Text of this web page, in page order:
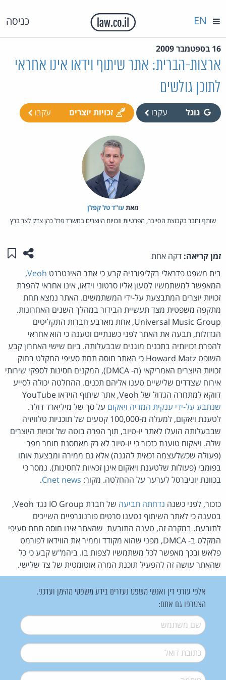
כניסה EN
16 בספטמבר 2009
ארצות-הברית: אתר שיתוף וידאו אינו אחראי
לתוכן גולשים
גוגל עקבו זכויות יוצרים עקבו
מאת‏עו"ד טל קפלן
שותף וחבר בקבוצת הסייבר, הפרטיות וזכויות היוצרים במשרד פרל כהן צדק לצר ברץ
זמן קריאה: דקה אחת שתפו
בית משפט פדראלי בקליפורניה קבע כי אתר האינטרנט Veoh
,
המאפשר למשתמשיו לטעון אליו סרטוני וידאו, אינו אחראי להפרת
זכויות יוצרים המתבצעת על-ידי המשתמשים. האתר נמצא תחת
מתקפה משפטית מצד תעשיית הבידור במהלך השנים האחרונות.
Universal Music Group, אחת מארבע חברות התקליטים
הגדולות, תבעה את האתר לפני כשנתיים וטענה כי הוא אחראי
להפרת זכויותיה בתכנים מוגנים שבבעלותה. ביום שישי האחרון קבע
השופט Howard Matz כי האתר חוסה תחת סעיפי המקלט בחוק
זכויות היוצרים האמריקאי (ה- DMCA), המקנים חסינות לספקי שירותי
אירוח שצדדים שלישיים טענו אליהם תכנים. ההחלטה יכולה לסייע
דווקא למתחרה הגדול של Veoh, אתר שיתוף הוידאו YouTube
שנתבע על-ידי ענקית המדיה ויאקום על סך של מיליארד דולר.
לטענת ויאקום, למעלה מ-100,000 קטעים של תוכניות טלוויזיה
שבבעלותה הועלו לאתר יו-טיוב, תוך הפרה בוטה של זכויות היוצרים
שלה. ויאקום טוענת כזכור כי יו-טיוב לא רק מאחסנת חומר מפר
(פעולה שכשלעצמה זכאית להגנה) אלא גם ממירה ומבצעת אותו
בפומבי (פעולות שלטענת ויאקום אינן זכאיות לחסינות). נמסר כי
בכוונת יוניברסל לערער על ההחלטה. מקור: Cnet news
.
כזכור, לפני כשנה נדחתה תביעה
של חברת IO Group נגד Veoh,
בטענה כי לאתר השיתוף נטענו סרטים פורנוגרפיים השייכים
לתובעת. במקרה זה, טענה התובעת שהאתר אינו חוסה תחת סעיפי
המקלט ב- DMCA, מפני שהוא מקודד וממיר את הווידאו לפורמט
פלאש ובכך מאפשר לכל משתמשיו לצפות בו. ביהמ"ש קבע כי כל
שהאתר עושה זה להפעיל תוכנת המרה אוטומטית של צד שלישי.
אלפי עורכי דין ואנשי משפט נעזרים בידע משפטי מהימן ועדכני.
הצטרפו גם אתם:
שם משתמש*
דואל*
סיסמה*